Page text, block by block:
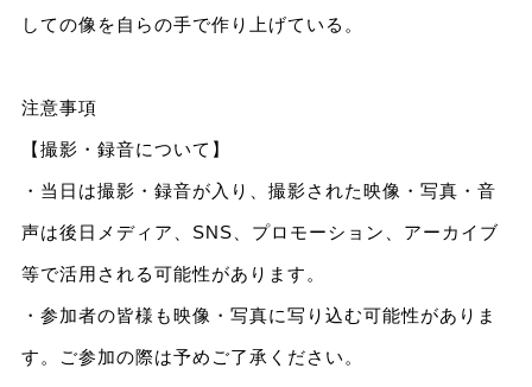
しての像を自らの手で作り上げている。
注意事項
【撮影・録音について】
・当日は撮影・録音が入り、撮影された映像・写真・音
声は後日メディア、SNS、プロモーション、アーカイブ
等で活用される可能性があります。
・参加者の皆様も映像・写真に写り込む可能性がありま
す。ご参加の際は予めご了承ください。